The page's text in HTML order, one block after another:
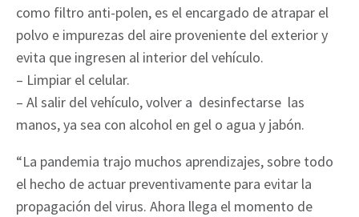
como filtro anti-polen, es el encargado de atrapar el
polvo e impurezas del aire proveniente del exterior y
evita que ingresen al interior del vehículo.
– Limpiar el celular.
– Al salir del vehículo, volver a desinfectarse las
manos, ya sea con alcohol en gel o agua y jabón.
“La pandemia trajo muchos aprendizajes, sobre todo
el hecho de actuar preventivamente para evitar la
propagación del virus. Ahora llega el momento de